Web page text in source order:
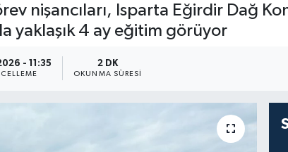
nişancıları, Isparta Eğirdir Dağ
yaklaşık 4 ay eğitim görüyor
- 11:35 2 DK
OKUNMA SÜRESI